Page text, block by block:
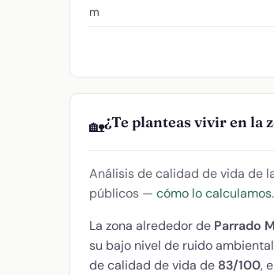
m
🏡¿Te planteas vivir en la
Análisis de calidad de vida de
públicos — cómo lo calculamos.
La zona alrededor de Parrado
su bajo nivel de ruido
de calidad de vida de 83/100,